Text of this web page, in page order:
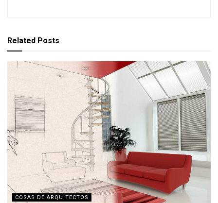
Related Posts
COSAS DE ARQUITECTOS